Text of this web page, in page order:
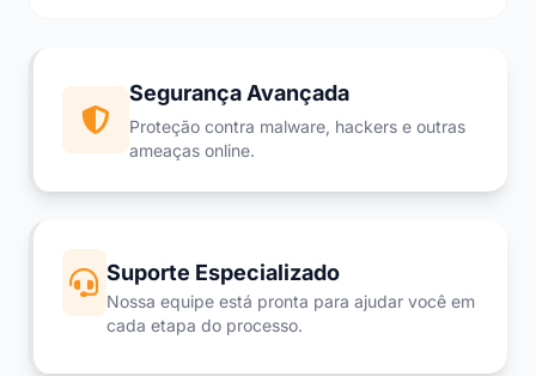
Segurança Avançada
Proteção contra malware, hackers e outras
ameaças online.
Suporte Especializado
Nossa equipe está pronta para ajudar você em
cada etapa do processo.